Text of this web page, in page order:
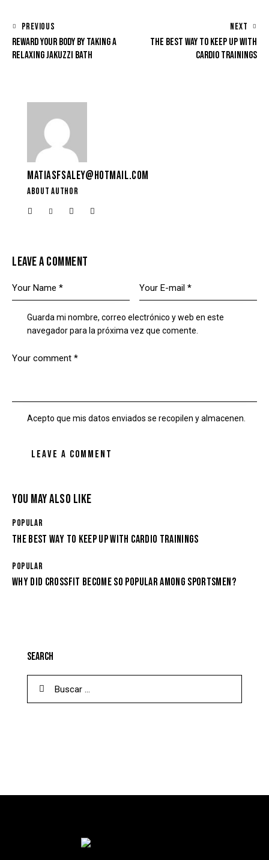
PREVIOUS
REWARD YOUR BODY BY TAKING A
RELAXING JAKUZZI BATH
NEXT
THE BEST WAY TO KEEP UP WITH
CARDIO TRAININGS
MATIASFSALEY@HOTMAIL.COM
ABOUT AUTHOR
LEAVE A COMMENT
Guarda mi nombre, correo electrónico y web en este
navegador para la próxima vez que comente.
Acepto que mis datos enviados se recopilen y almacenen.
YOU MAY ALSO LIKE
POPULAR
THE BEST WAY TO KEEP UP WITH CARDIO TRAININGS
POPULAR
WHY DID CROSSFIT BECOME SO POPULAR AMONG SPORTSMEN?
SEARCH